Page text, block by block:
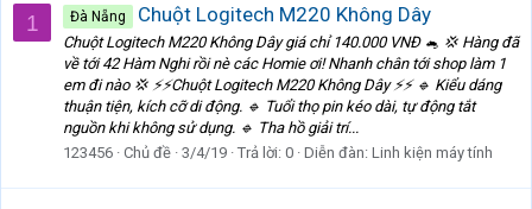
1 Đà Nẵng Chuột Logitech M220 Không Dây
Chuột Logitech M220 Không Dây giá chỉ 140.000 VNĐ 🐁 💢 Hàng đã
về tới 42 Hàm Nghi rồi nè các Homie ơi! Nhanh chân tới shop làm 1
em đi nào 💢 ⚡⚡Chuột Logitech M220 Không Dây ⚡⚡ 🔹 Kiểu dáng
thuận tiện, kích cỡ di động. 🔹 Tuổi thọ pin kéo dài, tự động tắt
nguồn khi không sử dụng. 🔹 Tha hồ giải trí...
123456 Chủ đề 3/4/19 Trả lời: 0 Diễn đàn: Linh kiện máy tính